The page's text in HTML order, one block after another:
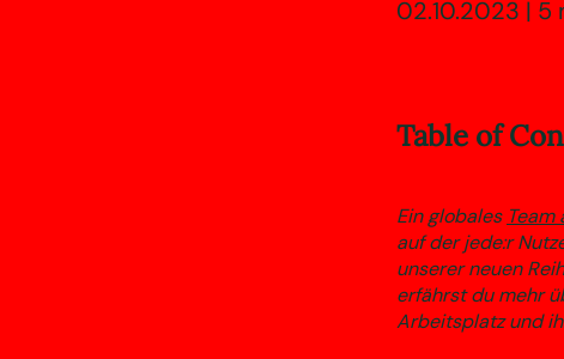
02.10.2023 | 5
Table of
Ein globales Team
auf der jede:r
unserer neuen
erfährst du mehr
Arbeitsplatz und